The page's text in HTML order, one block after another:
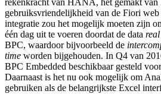
rekenkracht van HANA, het gemakt van
gebruiksvriendelijkheid van de Fiori
integratie zou het mogelijk moeten zijn
één dag uit te voeren doordat de data
BPC, waardoor bijvoorbeeld de
time worden bijgehouden. In Q4 van
BPC Embedded beschikbaar gesteld
Daarnaast is het nu ook mogelijk om
gebruiken als de belangrijkste Excel